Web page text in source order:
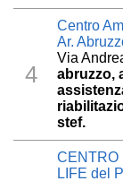
4
Centro
Ar.
Via
abruzzo,
stef.
CENTRO
LIFE del